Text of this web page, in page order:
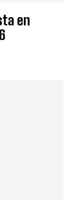
en